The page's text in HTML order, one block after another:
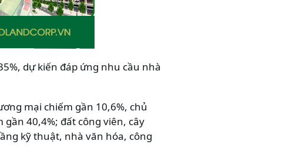
dự kiến đáp ứng nhu cầu nhà
mại chiếm gần 10,6%, chủ
40,4%; đất công viên, cây
kỹ thuật, nhà văn hóa, công